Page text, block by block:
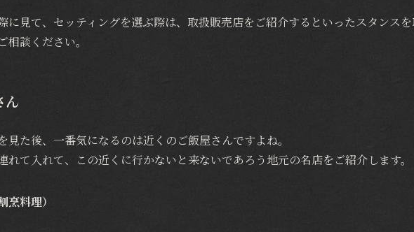
に見て、セッティングを選ぶ際は、取扱販売店をご紹介するといったスタンス
相談ください。
ん
見た後、一番気になるのは近くのご飯屋さんですよね。
れて入れて、この近くに行かないと来ないであろう地元の名店をご紹介します。
烹料理）